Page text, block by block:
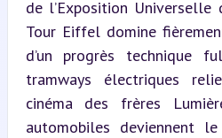
de l’Exposition
Tour Eiffel domine
d’un progrès technique
tramways électriques
cinéma des frères
automobiles deviennent